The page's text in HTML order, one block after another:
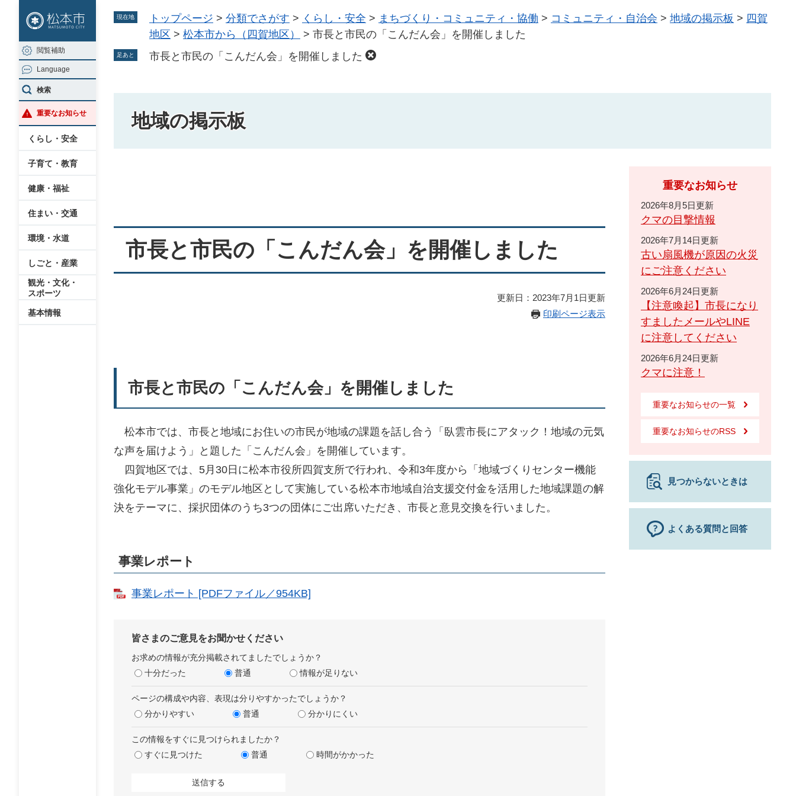
ジ
の
先
頭
で
す
ュ
ー
を
飛
ば
し
閲覧補助
Language
検索
重要なお知らせ
くらし・安全
子育て・教育
健康・福祉
住まい・交通
環境・水道
しごと・産業
観光・文化・
スポーツ
基本情報
現在地 トップページ > 分類でさがす > くらし・安全 > まちづくり・コミュニティ・協働 > コミュニティ・自治会 > 地域の掲示板 > 四賀
地区 > 松本市から（四賀地区） > 市長と市民の「こんだん会」を開催しました
足あと 市長と市民の「こんだん会」を開催しました
地域の掲示板
市長と市民の「こんだん会」を開催しました
更新日：2023年7月1日更新
印刷ページ表示
市長と市民の「こんだん会」を開催しました
松本市では、市長と地域にお住いの市民が地域の課題を話し合う「臥雲市長にアタック！地域の元気
な声を届けよう」と題した「こんだん会」を開催しています。
四賀地区では、5月30日に松本市役所四賀支所で行われ、令和3年度から「地域づくりセンター機能
強化モデル事業」のモデル地区として実施している松本市地域自治支援交付金を活用した地域課題の解
決をテーマに、採択団体のうち3つの団体にご出席いただき、市長と意見交換を行いました。
事業レポート
事業レポート [PDFファイル／954KB]
皆さまのご意見をお聞かせください
お求めの情報が充分掲載されてましたでしょうか？
十分だった
普通 情報が足りない
ページの構成や内容、表現は分りやすかったでしょうか？
分かりやすい
普通 分かりにくい
この情報をすぐに見つけられましたか？
すぐに見つけた
普通 時間がかかった
重要なお知らせ
2026年8月5日更新
クマの目撃情報
2026年7月14日更新
古い扇風機が原因の火災
にご注意ください
2026年6月24日更新
【注意喚起】市長になり
すましたメールやLINE
に注意してください
2026年6月24日更新
クマに注意！
重要なお知らせの一覧
重要なお知らせのRSS
見つからないときは
よくある質問と回答